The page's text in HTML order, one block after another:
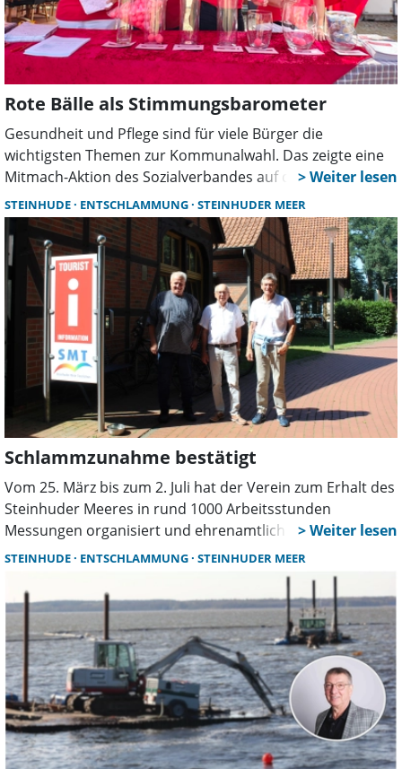
Rote Bälle als Stimmungsbarometer
Gesundheit und Pflege sind für viele Bürger die
wichtigsten Themen zur Kommunalwahl. Das zeigte eine
Mitmach-Aktion des Sozialverbandes auf dem Wunstorfer
Marktplatz. Mit roten Bällen stimmten Besucher über ihre
politischen Prioritäten ab und suchten das Gespräch mit
den Ehrenamtlichen.
STEINHUDE ENTSCHLAMMUNG STEINHUDER MEER
Schlammzunahme bestätigt
Vom 25. März bis zum 2. Juli hat der Verein zum Erhalt des
Steinhuder Meeres in rund 1000 Arbeitsstunden
Messungen organisiert und ehrenamtlich durchgeführt.
Nun wurden die Ergebnisse vorgestellt.
STEINHUDE ENTSCHLAMMUNG STEINHUDER MEER